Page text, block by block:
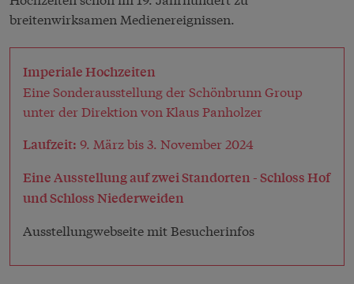
breitenwirksamen Medienereignissen.
Imperiale Hochzeiten
Eine Sonderausstellung der Schönbrunn Group
unter der Direktion von Klaus Panholzer
Laufzeit: 9. März bis 3. November 2024
Eine Ausstellung auf zwei Standorten - Schloss Hof
und Schloss Niederweiden
Ausstellungwebseite mit Besucherinfos